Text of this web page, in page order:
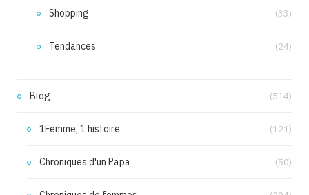
Shopping (33)
Tendances (24)
Blog (514)
1Femme, 1 histoire (121)
Chroniques d'un Papa (50)